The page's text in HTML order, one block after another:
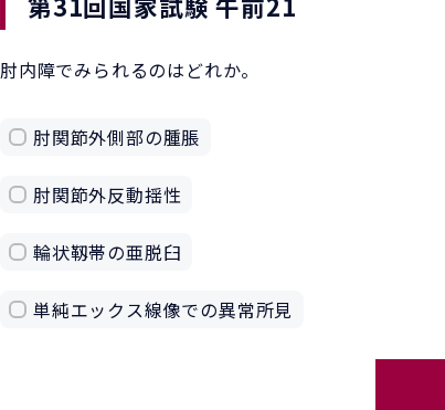
肘内障でみられるのはどれか。
肘関節外側部の腫脹
肘関節外反動揺性
輪状靱帯の亜脱臼
単純エックス線像での異常所見